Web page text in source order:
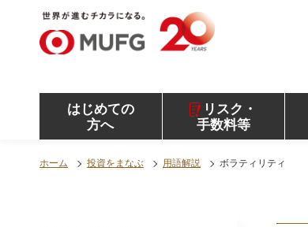
MUFG 世界が進むチカラになる。 三菱ＵＦＪモ
ガン・スタンレー証券
はじめての
方へ
リスク・
手数料等
ホーム 投資をまなぶ 用語解説 ボラティリティ